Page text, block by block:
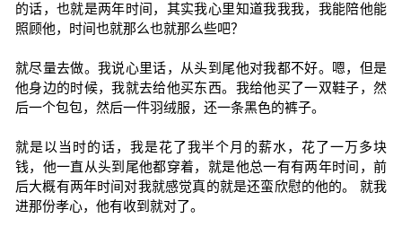
的话，也就是两年时间，其实我心里知道我我我，我能陪他能
照顾他，时间也就那么也就那么些吧？
就尽量去做。我说心里话，从头到尾他对我都不好。嗯，但是
他身边的时候，我就去给他买东西。我给他买了一双鞋子，然
后一个包包，然后一件羽绒服，还一条黑色的裤子。
就是以当时的话，我是花了我半个月的薪水，花了一万多块
钱，他一直从头到尾他都穿着，就是他总一有有两年时间，前
后大概有两年时间对我就感觉真的就是还蛮欣慰的他的。 就我
进那份孝心，他有收到就对了。